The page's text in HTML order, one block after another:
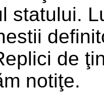
statului.
de
notiţe.